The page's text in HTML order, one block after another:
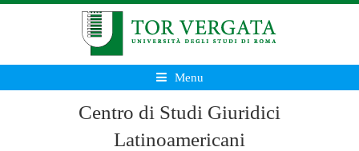
Menu
Centro di Studi Giuridici
Latinoamericani